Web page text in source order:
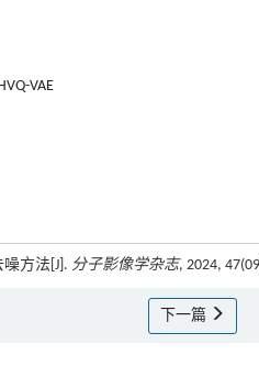
VAE
方法[J]. 分子影像学杂志, 2024,
下一篇